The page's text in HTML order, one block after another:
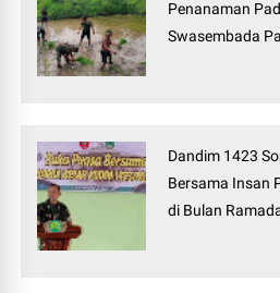
Penanaman
Swasembada
Dandim 1423
Bersama Insan
di Bulan